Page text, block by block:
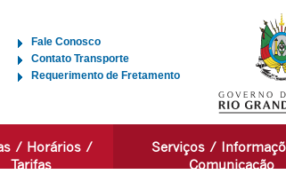
Fale Conosco
Contato Transporte
Requerimento de Fretamento
/ Horários /
Tarifas
Serviços /
Comunicação